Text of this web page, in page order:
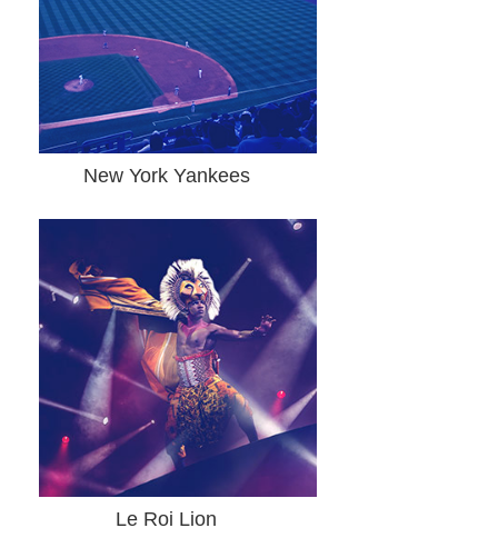
New York Yankees
Le Roi Lion